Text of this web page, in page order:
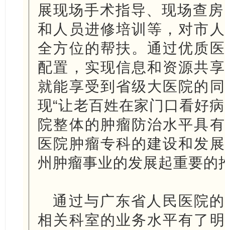
展现场手术指导、现场查
和人员进修培训等，对市
全方位的帮扶。通过优质
配置，实现信息和资源共
就能享受到省级大医院的
现“让老百姓在家门口看好
院整体的肿瘤防治水平具
医院肿瘤专科的建设和发
州肿瘤事业的发展起重要的
通过与广东省人民医院
相关科室的业务水平有了